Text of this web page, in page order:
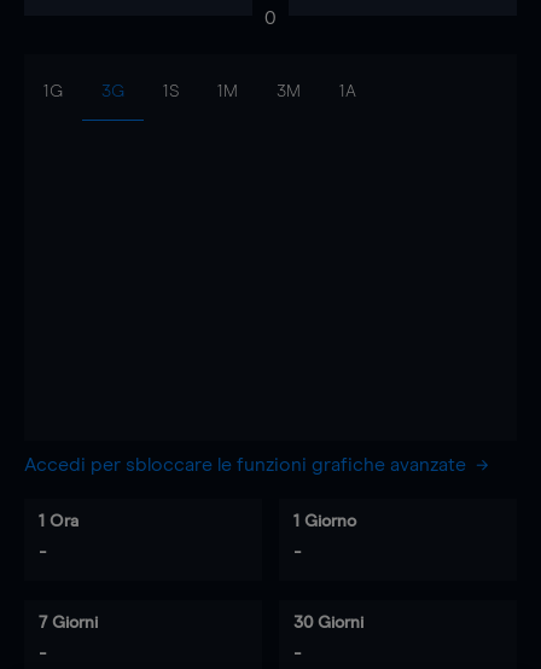
0
1G 3G 1S 1M 3M 1A
Accedi per sbloccare le funzioni grafiche avanzate
1 Ora
-
1 Giorno
-
7 Giorni
-
30 Giorni
-